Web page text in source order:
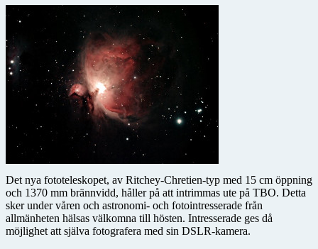
Det nya fototeleskopet, av Ritchey-Chretien-typ med 15 cm öppning
och 1370 mm brännvidd, håller på att intrimmas ute på TBO. Detta
sker under våren och astronomi- och fotointresserade från
allmänheten hälsas välkomna till hösten. Intresserade ges då
möjlighet att själva fotografera med sin DSLR-kamera.